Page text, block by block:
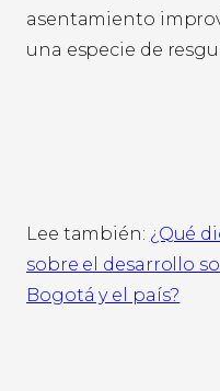
asentamiento
una especie de
Lee también: ¿Qué
sobre el desarrollo
Bogotá y el país?